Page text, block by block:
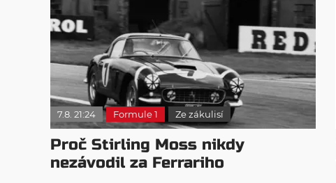
7.8. 21:24 Formule 1 Ze zákulisí
Proč Stirling Moss nikdy
nezávodil za Ferrariho